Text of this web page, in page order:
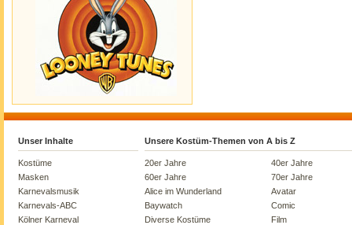
Unser Inhalte
Kostüme
Masken
Karnevalsmusik
Karnevals-ABC
Kölner Karneval
Unsere Kostüm-Themen von A bis Z
20er Jahre
40er Jahre
60er Jahre
70er Jahre
Alice im Wunderland
Avatar
Baywatch
Comic
Diverse Kostüme
Film